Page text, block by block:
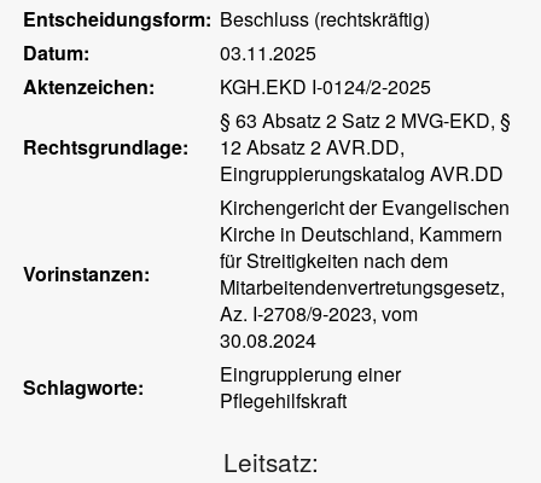
Entscheidungsform: Beschluss (rechtskräftig)
Datum:
03.11.2025
Aktenzeichen:
KGH.EKD I-0124/2-2025
Rechtsgrundlage:
§ 63 Absatz 2 Satz 2 MVG-EKD, §
12 Absatz 2 AVR.DD,
Eingruppierungskatalog AVR.DD
Vorinstanzen:
Kirchengericht der Evangelischen
Kirche in Deutschland, Kammern
für Streitigkeiten nach dem
Mitarbeitendenvertretungsgesetz,
Az. I-2708/9-2023, vom
30.08.2024
Schlagworte:
Eingruppierung einer
Pflegehilfskraft
Leitsatz: